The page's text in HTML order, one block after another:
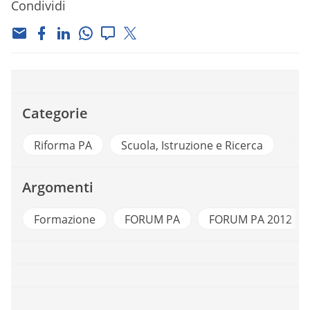
Condividi
Categorie
Riforma PA Scuola, Istruzione e Ricerca
Argomenti
Formazione FORUM PA FORUM PA 2012